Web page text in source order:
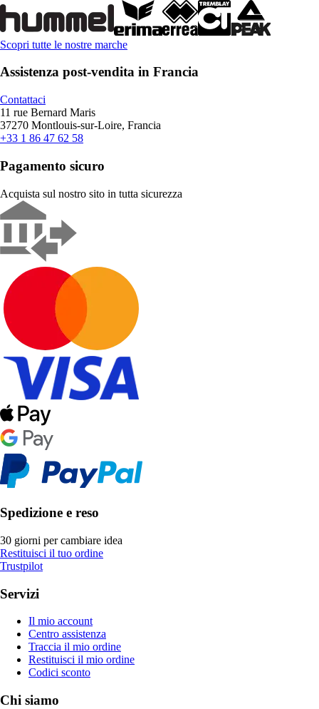
Scopri tutte le nostre marche
Assistenza post-vendita in Francia
Contattaci
11 rue Bernard Maris
37270 Montlouis-sur-Loire, Francia
+33 1 86 47 62 58
Pagamento sicuro
Acquista sul nostro sito in tutta sicurezza
Spedizione e reso
30 giorni per cambiare idea
Restituisci il tuo ordine
Trustpilot
Servizi
Il mio account
Centro assistenza
Traccia il mio ordine
Restituisci il mio ordine
Codici sconto
Chi siamo